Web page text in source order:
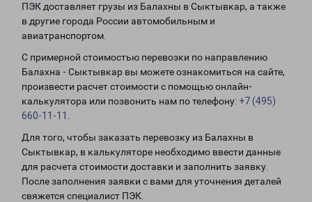
ПЭК доставляет грузы из Балахны в Сыктывкар, а также
в другие города России автомобильным и
авиатранспортом.
С примерной стоимостью перевозки по направлению
Балахна - Сыктывкар вы можете ознакомиться на сайте,
произвести расчет стоимости с помощью онлайн-
калькулятора или позвонить нам по телефону: +7 (495)
660-11-11
Для того, чтобы заказать перевозку из Балахны в
Сыктывкар, в калькуляторе необходимо ввести данные
для расчета стоимости доставки и заполнить заявку.
После заполнения заявки с вами для уточнения деталей
свяжется специалист ПЭК.